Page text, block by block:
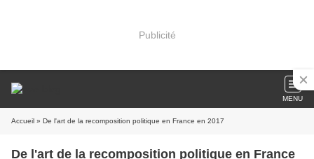
Publicité
MENU
Accueil » De l'art de la recomposition politique en France en 2017
De l'art de la recomposition politique en France